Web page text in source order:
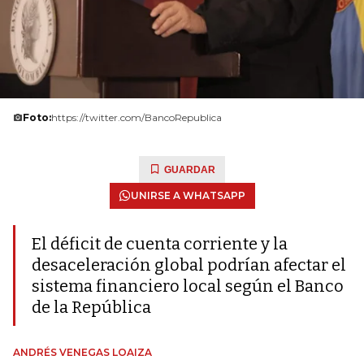
Foto:https://twitter.com/BancoRepublica
GUARDAR
UNIRSE A WHATSAPP
El déficit de cuenta corriente y la
desaceleración global podrían afectar el
sistema financiero local según el Banco
de la República
ANDRÉS VENEGAS LOAIZA